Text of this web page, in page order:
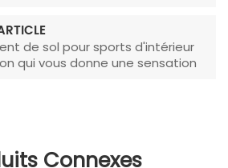
de sol pour sports d'intérieur
qui vous donne une sensation
Connexes